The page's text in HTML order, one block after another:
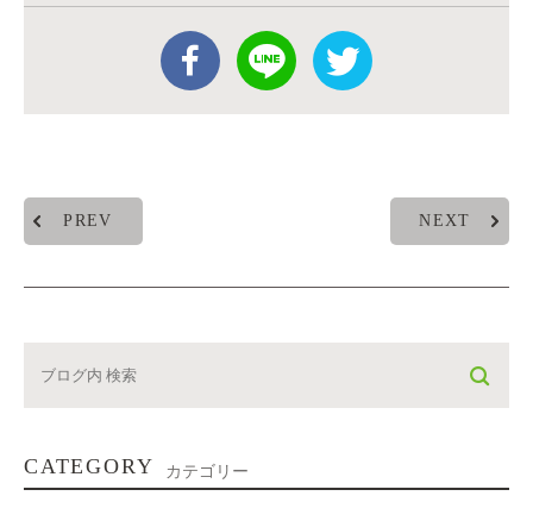
PREV NEXT
CATEGORY カテゴリー